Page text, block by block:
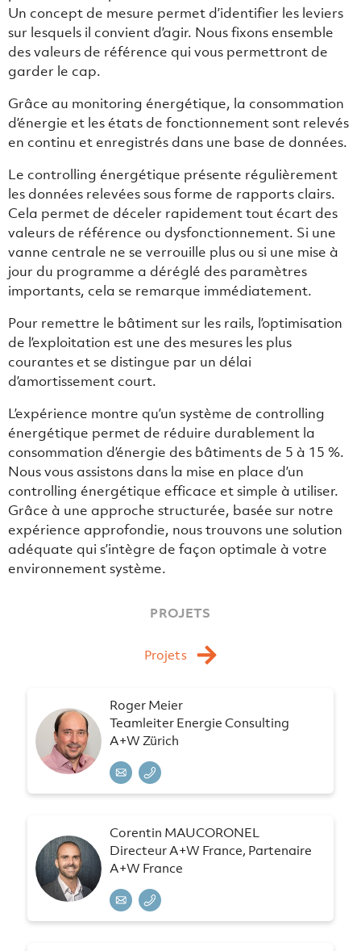
Un concept de mesure permet d’identifier les leviers
sur lesquels il convient d’agir. Nous fixons ensemble
des valeurs de référence qui vous permettront de
garder le cap.
Grâce au monitoring énergétique, la consommation
d’énergie et les états de fonctionnement sont relevés
en continu et enregistrés dans une base de données.
Le controlling énergétique présente régulièrement
les données relevées sous forme de rapports clairs.
Cela permet de déceler rapidement tout écart des
valeurs de référence ou dysfonctionnement. Si une
vanne centrale ne se verrouille plus ou si une mise à
jour du programme a déréglé des paramètres
importants, cela se remarque immédiatement.
Pour remettre le bâtiment sur les rails, l’optimisation
de l’exploitation est une des mesures les plus
courantes et se distingue par un délai
d’amortissement court.
L’expérience montre qu’un système de controlling
énergétique permet de réduire durablement la
consommation d’énergie des bâtiments de 5 à 15 %.
Nous vous assistons dans la mise en place d’un
controlling énergétique efficace et simple à utiliser.
Grâce à une approche structurée, basée sur notre
expérience approfondie, nous trouvons une solution
adéquate qui s’intègre de façon optimale à votre
environnement système.
PROJETS
Projets
Roger Meier
Teamleiter Energie Consulting
A+W Zürich
Corentin MAUCORONEL
Directeur A+W France, Partenaire
A+W France